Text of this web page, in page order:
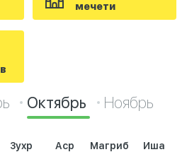
мечети
Октябрь Ноябрь
Зухр Аср Магриб Иша